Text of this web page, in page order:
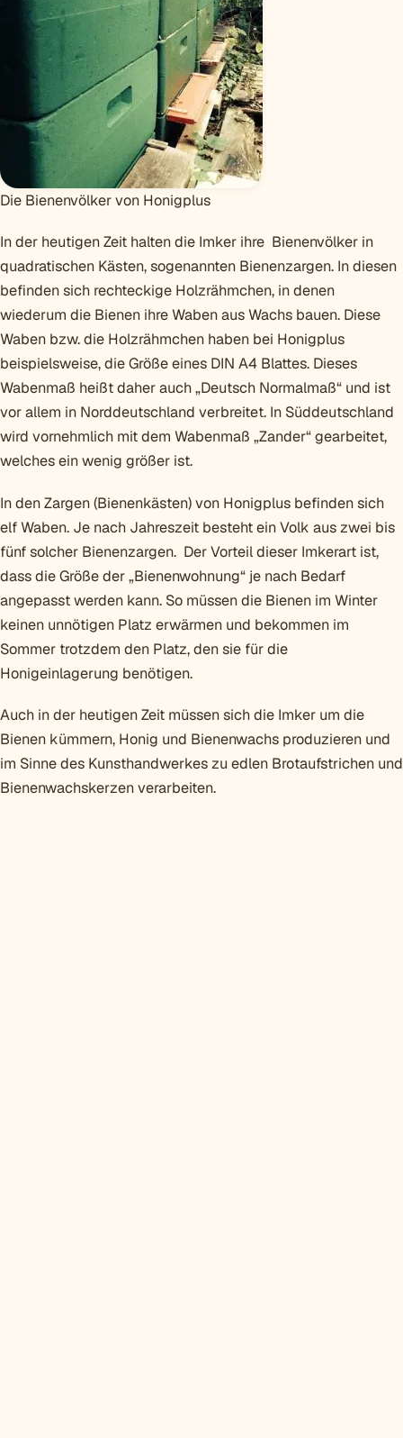
Die Bienenvölker von Honigplus
In der heutigen Zeit halten die Imker ihre Bienenvölker in
quadratischen Kästen, sogenannten Bienenzargen. In diesen
befinden sich rechteckige Holzrähmchen, in denen
wiederum die Bienen ihre Waben aus Wachs bauen. Diese
Waben bzw. die Holzrähmchen haben bei Honigplus
beispielsweise, die Größe eines DIN A4 Blattes. Dieses
Wabenmaß heißt daher auch „Deutsch Normalmaß“ und ist
vor allem in Norddeutschland verbreitet. In Süddeutschland
wird vornehmlich mit dem Wabenmaß „Zander“ gearbeitet,
welches ein wenig größer ist.
In den Zargen (Bienenkästen) von Honigplus befinden sich
elf Waben. Je nach Jahreszeit besteht ein Volk aus zwei bis
fünf solcher Bienenzargen. Der Vorteil dieser Imkerart ist,
dass die Größe der „Bienenwohnung“ je nach Bedarf
angepasst werden kann. So müssen die Bienen im Winter
keinen unnötigen Platz erwärmen und bekommen im
Sommer trotzdem den Platz, den sie für die
Honigeinlagerung benötigen.
Auch in der heutigen Zeit müssen sich die Imker um die
Bienen kümmern, Honig und Bienenwachs produzieren und
im Sinne des Kunsthandwerkes zu edlen Brotaufstrichen und
Bienenwachskerzen verarbeiten.